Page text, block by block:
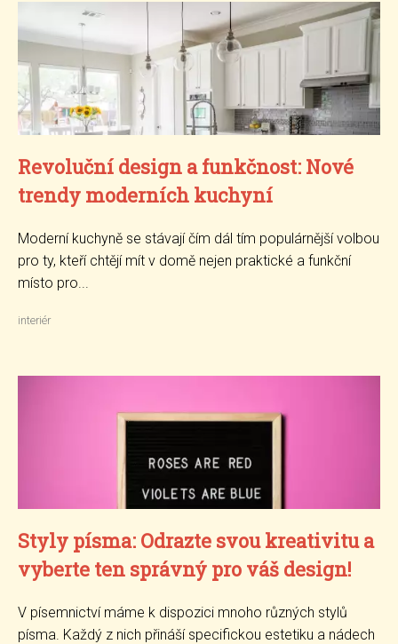
Revoluční design a funkčnost: Nové
trendy moderních kuchyní
Moderní kuchyně se stávají čím dál tím populárnější volbou
pro ty, kteří chtějí mít v domě nejen praktické a funkční
místo pro...
interiér
Styly písma: Odrazte svou kreativitu a
vyberte ten správný pro váš design!
V písemnictví máme k dispozici mnoho různých stylů
písma. Každý z nich přináší specifickou estetiku a nádech